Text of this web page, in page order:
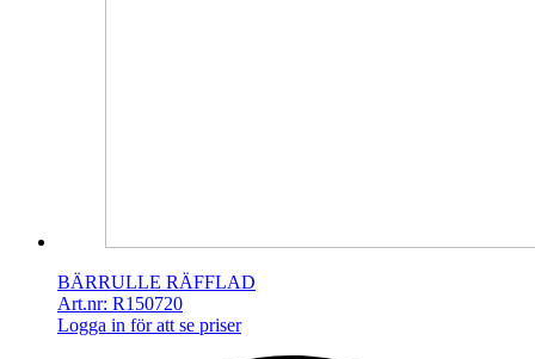
BÄRRULLE RÄFFLAD
Art.nr: R150720
Logga in för att se priser